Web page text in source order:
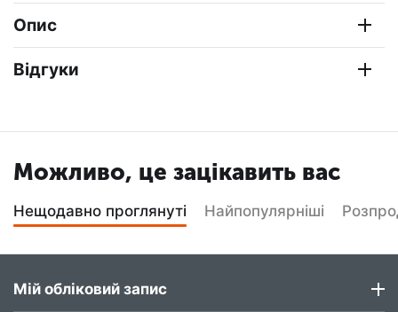
Опис
Відгуки
Можливо, це зацікавить вас
Нещодавно проглянуті Найпопулярніші
Мій обліковий запис